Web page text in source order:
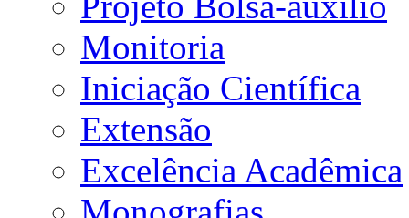
Monitoria
Iniciação Científica
Extensão
Excelência Acadêmica